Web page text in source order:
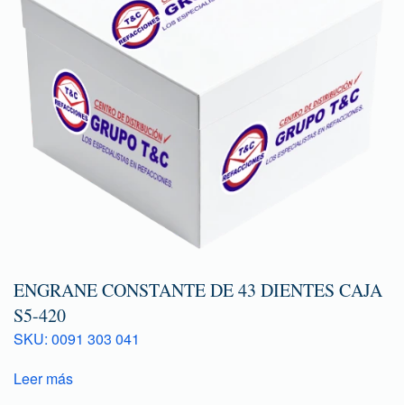
ENGRANE CONSTANTE DE 43 DIENTES CAJA
S5-420
SKU: 0091 303 041
Leer más